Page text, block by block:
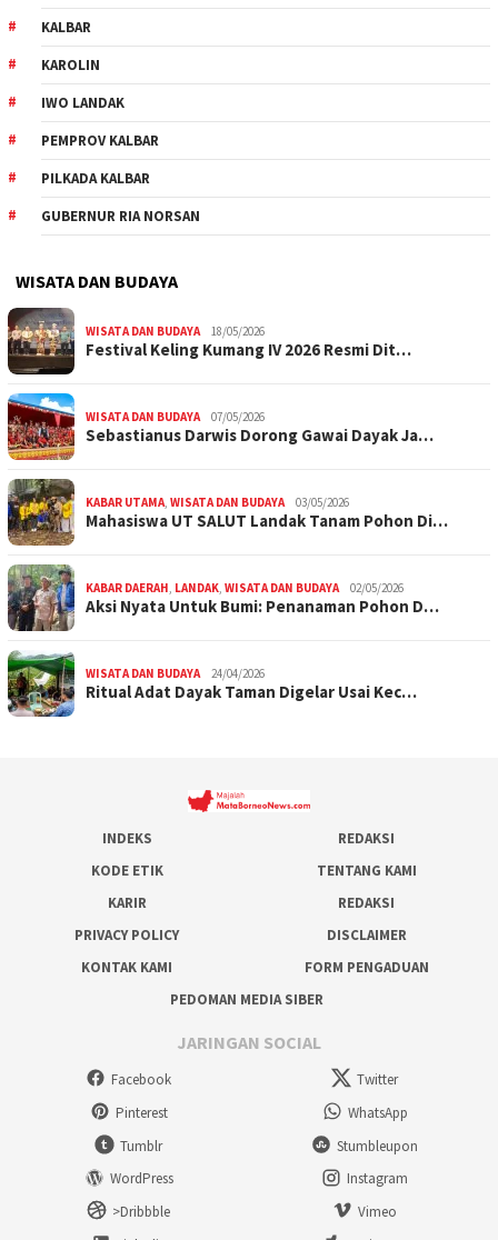
KALBAR
KAROLIN
IWO LANDAK
PEMPROV KALBAR
PILKADA KALBAR
GUBERNUR RIA NORSAN
WISATA DAN BUDAYA
WISATA DAN BUDAYA 18/05/2026
Festival Keling Kumang IV 2026 Resmi Dit…
WISATA DAN BUDAYA 07/05/2026
Sebastianus Darwis Dorong Gawai Dayak Ja…
KABAR UTAMA, WISATA DAN BUDAYA 03/05/2026
Mahasiswa UT SALUT Landak Tanam Pohon Di…
KABAR DAERAH, LANDAK, WISATA DAN BUDAYA 02/05/2026
Aksi Nyata Untuk Bumi: Penanaman Pohon D…
WISATA DAN BUDAYA 24/04/2026
Ritual Adat Dayak Taman Digelar Usai Kec…
INDEKS
REDAKSI
KODE ETIK
TENTANG KAMI
KARIR
REDAKSI
PRIVACY POLICY
DISCLAIMER
KONTAK KAMI
FORM PENGADUAN
PEDOMAN MEDIA SIBER
JARINGAN SOCIAL
Facebook
Twitter
Pinterest
WhatsApp
Tumblr
Stumbleupon
WordPress
Instagram
>Dribbble
Vimeo